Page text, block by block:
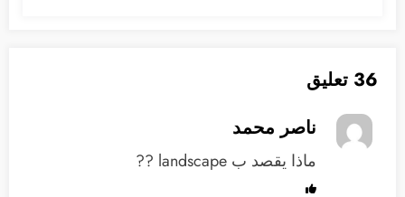
36 تعليق
ناصر محمد
ماذا يقصد ب landscape ??